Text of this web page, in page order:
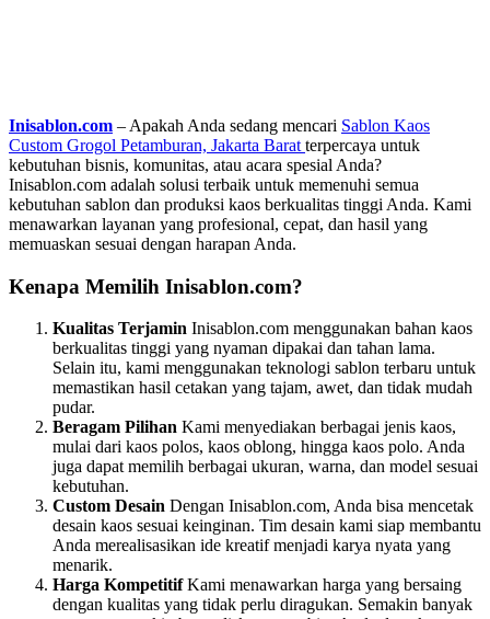
Inisablon.com – Apakah Anda sedang mencari Sablon Kaos
Custom Grogol Petamburan, Jakarta Barat terpercaya untuk
kebutuhan bisnis, komunitas, atau acara spesial Anda?
Inisablon.com adalah solusi terbaik untuk memenuhi semua
kebutuhan sablon dan produksi kaos berkualitas tinggi Anda. Kami
menawarkan layanan yang profesional, cepat, dan hasil yang
memuaskan sesuai dengan harapan Anda.
Kenapa Memilih Inisablon.com?
Kualitas Terjamin Inisablon.com menggunakan bahan kaos
berkualitas tinggi yang nyaman dipakai dan tahan lama.
Selain itu, kami menggunakan teknologi sablon terbaru untuk
memastikan hasil cetakan yang tajam, awet, dan tidak mudah
pudar.
Beragam Pilihan Kami menyediakan berbagai jenis kaos,
mulai dari kaos polos, kaos oblong, hingga kaos polo. Anda
juga dapat memilih berbagai ukuran, warna, dan model sesuai
kebutuhan.
Custom Desain Dengan Inisablon.com, Anda bisa mencetak
desain kaos sesuai keinginan. Tim desain kami siap membantu
Anda merealisasikan ide kreatif menjadi karya nyata yang
menarik.
Harga KompetitifKami menawarkan harga yang bersaing
dengan kualitas yang tidak perlu diragukan. Semakin banyak